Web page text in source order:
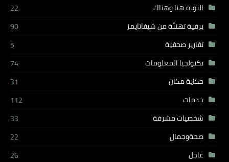
النوبة هنا وهناك
22
برقية تهنئة من شيفاتايمز
90
تقارير صحفية
5
تكنولجيا المعلومات
74
حكاية مكان
31
خدمات
112
شخصيات مشرفة
33
صحةوجمال
22
عاجل
26